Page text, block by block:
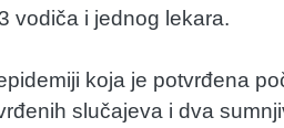
vodiča i jednog lekara.
koja je potvrđena
slučajeva i dva